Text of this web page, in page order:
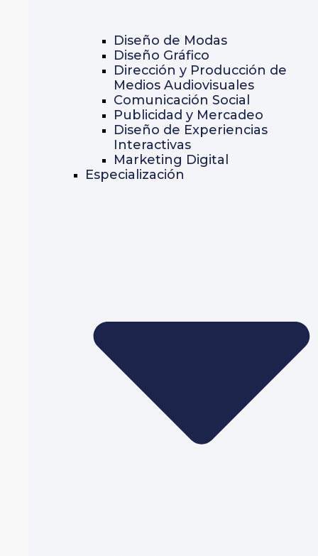
Diseño de Modas
Diseño Gráfico
Dirección y Producción de
Medios Audiovisuales
Comunicación Social
Publicidad y Mercadeo
Diseño de Experiencias
Interactivas
Marketing Digital
Especialización